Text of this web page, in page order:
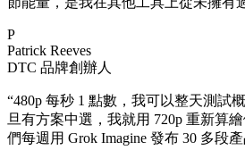
P
Patrick Reeves
DTC 品牌創辦人
“480p 每秒 1 點數，我可以整天測試
旦有方案中選，我就用 720p 重新算
們每週用 Grok Imagine 發布 30 多段產